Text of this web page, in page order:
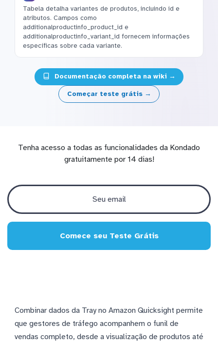
Tabela detalha variantes de produtos, incluindo id e
atributos. Campos como
additionalproductinfo_product_id e
additionalproductinfo_variant_id fornecem informações
específicas sobre cada variante.
Documentação completa na wiki →
Começar teste grátis →
Tenha acesso a todas as funcionalidades da Kondado
gratuitamente por 14 dias!
Comece seu Teste Grátis
Combinar dados da Tray no Amazon Quicksight permite
que gestores de tráfego acompanhem o funil de
vendas completo, desde a visualização de produtos até